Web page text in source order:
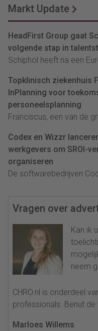
Markt Update
HeadFirst Group gaat
volgende stap in
Schiphol heeft na een
Topklinisch ziekenhuis
InPlanning voor
personeelsplanning
Franciscus, een van de
Codex en Wizzr
werkgevers om SROI-
organiseren
De softwarebedrijven
Vragen over
Kan ik
neem
CHRO.nl is onderdeel
professionals. Benut
Marloes Willems